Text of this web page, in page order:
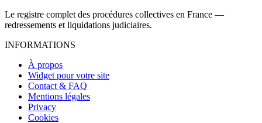
Le registre complet des procédures collectives en France —
redressements et liquidations judiciaires.
INFORMATIONS
À propos
Widget pour votre site
Contact & FAQ
Mentions légales
Privacy
Cookies